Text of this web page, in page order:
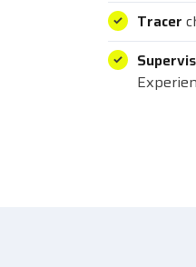
Tracer